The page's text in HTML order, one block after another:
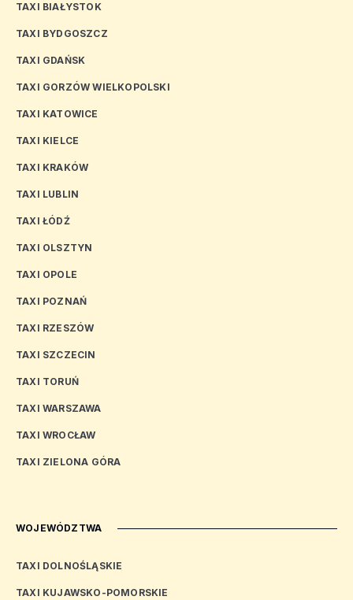
TAXI BIAŁYSTOK
TAXI BYDGOSZCZ
TAXI GDAŃSK
TAXI GORZÓW WIELKOPOLSKI
TAXI KATOWICE
TAXI KIELCE
TAXI KRAKÓW
TAXI LUBLIN
TAXI ŁÓDŹ
TAXI OLSZTYN
TAXI OPOLE
TAXI POZNAŃ
TAXI RZESZÓW
TAXI SZCZECIN
TAXI TORUŃ
TAXI WARSZAWA
TAXI WROCŁAW
TAXI ZIELONA GÓRA
WOJEWÓDZTWA
TAXI DOLNOŚLĄSKIE
TAXI KUJAWSKO-POMORSKIE